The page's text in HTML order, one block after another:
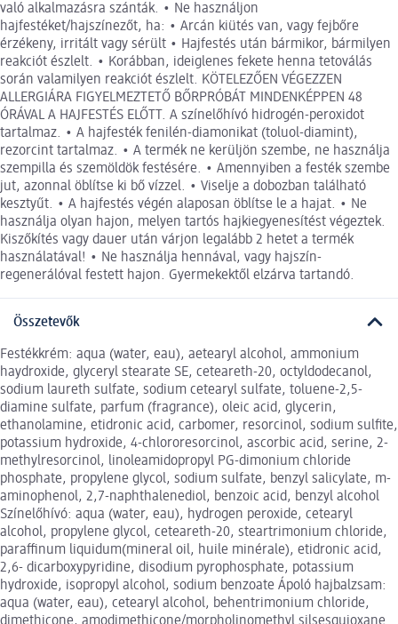
való alkalmazásra szánták. • Ne használjon
hajfestéket/hajszínezőt, ha: • Arcán kiütés van, vagy fejbőre
érzékeny, irritált vagy sérült • Hajfestés után bármikor, bármilyen
reakciót észlelt. • Korábban, ideiglenes fekete henna tetoválás
során valamilyen reakciót észlelt. KÖTELEZŐEN VÉGEZZEN
ALLERGIÁRA FIGYELMEZTETŐ BŐRPRÓBÁT MINDENKÉPPEN 48
ÓRÁVAL A HAJFESTÉS ELŐTT. A színelőhívó hidrogén-peroxidot
tartalmaz. • A hajfesték fenilén-diamonikat (toluol-diamint),
rezorcint tartalmaz. • A termék ne kerüljön szembe, ne használja
szempilla és szemöldök festésére. • Amennyiben a festék szembe
jut, azonnal öblítse ki bő vízzel. • Viselje a dobozban található
kesztyűt. • A hajfestés végén alaposan öblítse le a hajat. • Ne
használja olyan hajon, melyen tartós hajkiegyenesítést végeztek.
Kiszőkítés vagy dauer után várjon legalább 2 hetet a termék
használatával! • Ne használja hennával, vagy hajszín-
regenerálóval festett hajon. Gyermekektől elzárva tartandó.
Összetevők
Festékkrém: aqua (water, eau), aetearyl alcohol, ammonium
haydroxide, glyceryl stearate SE, ceteareth-20, octyldodecanol,
sodium laureth sulfate, sodium cetearyl sulfate, toluene-2,5-
diamine sulfate, parfum (fragrance), oleic acid, glycerin,
ethanolamine, etidronic acid, carbomer, resorcinol, sodium sulfite,
potassium hydroxide, 4-chlororesorcinol, ascorbic acid, serine, 2-
methylresorcinol, linoleamidopropyl PG-dimonium chloride
phosphate, propylene glycol, sodium sulfate, benzyl salicylate, m-
aminophenol, 2,7-naphthalenediol, benzoic acid, benzyl alcohol
Színelőhívó: aqua (water, eau), hydrogen peroxide, cetearyl
alcohol, propylene glycol, ceteareth-20, steartrimonium chloride,
paraffinum liquidum(mineral oil, huile minérale), etidronic acid,
2,6- dicarboxypyridine, disodium pyrophosphate, potassium
hydroxide, isopropyl alcohol, sodium benzoate Ápoló hajbalzsam:
aqua (water, eau), cetearyl alcohol, behentrimonium chloride,